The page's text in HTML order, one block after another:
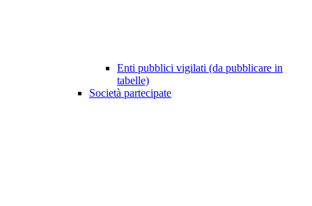
Enti pubblici vigilati (da pubblicare in
tabelle)
Società partecipate